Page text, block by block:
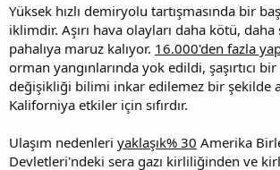
Yüksek hızlı demiryolu tartışmasında bir
iklimdir. Aşırı hava olayları daha kötü, daha
pahalıya maruz kalıyor. 16.000'den fazla
orman yangınlarında yok edildi, şaşırtıcı
değişikliği bilimi inkar edilemez bir şekilde
Kaliforniya etkiler için sıfırdır.
Ulaşım nedenleri yaklaşık% 30 Amerika
Devletleri'ndeki sera gazı kirliliğinden ve